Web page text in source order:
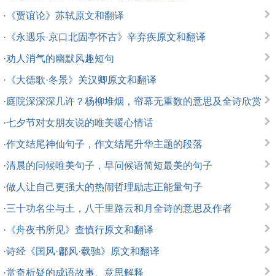
· 《贾谊论》苏轼原文和翻译
· 《永遇乐·京口北固亭怀古》辛弃疾原文和翻译
·劝人消气的幽默风趣短句
· 《大德歌·冬景》关汉卿原文和翻译
·庭院深深深几许？杨柳堆烟，帘幕无重数的意思及全诗欣赏
·七夕节对女朋友说的唯美暖心情话
·作文结尾神仙句子，作文结尾升华主题的段落
·清晨的问候唯美句子，早问候语简短最美的句子
·做人让自己更强大的热闹哲理励志正能量句子
·三十功名尘与土，八千里路云和月全诗的意思及作者
· 《舟夜书所见》查慎行原文和翻译
·诗经《国风·鄘风·载驰》原文和翻译
·赏奇析疑的成语故事、意思解释